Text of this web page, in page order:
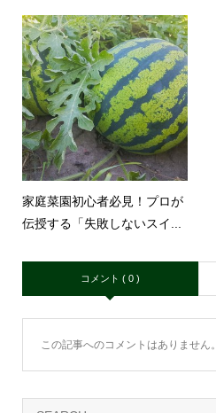
家庭菜園初心者必見！プロが
伝授する「失敗しないスイ...
コメント ( 0 )
この記事へのコメントはありません。